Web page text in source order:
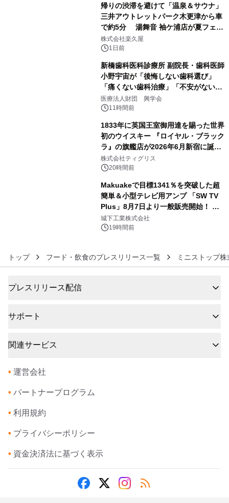
帰りの渋滞を避けて「温泉＆サウナ」
三井アウトレットパーク木更津から車
で約5分 湯舞音 袖ケ浦店が夏フェア
メニューを提供
株式会社楽久屋
1日前
新橋歯科医科診療所 副院長・歯科医師
小野宇宙が「後悔しない歯科選び」
「痛くない歯科治療」「不安がない治
療計画」をテーマに専門監修
医療法人財団 興学会
11時間前
1833年に英国王室御用達を賜った世界
初のウイスキー 『ロイヤル・ブラック
ラ』の旗艦店が2026年6月新宿に誕
生 バカルディ ジャパンと連携した
没入型バー「BAR Arca」
株式会社ティグリス
20時間前
Makuakeで目標1341％を突破した超
簡単＆小型テレビ用アンプ 「SW TV
Plus」8月7日より一般販売開始！ ケ
ーブル1本つなぐだけ、テレビの音が
ぐっと豊かに
城下工業株式会社
19時間前
トップ フード・飲食のプレスリリース一覧 ミニストップ
プレスリリース配信
サポート
関連サービス
• 運営会社
• パートナープログラム
• 利用規約
• プライバシーポリシー
• 資金決済法に基づく表示